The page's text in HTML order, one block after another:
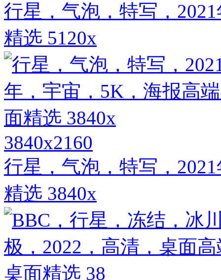
行星，气泡，特写，
精选 5120x
3840x2160
行星，气泡，特写，
精选 3840x